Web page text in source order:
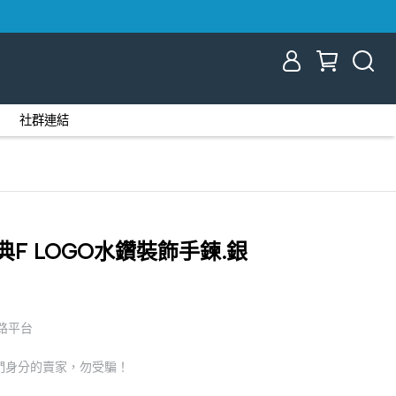
社群連結
F LOGO水鑽裝飾手鍊.銀
平台
分的賣家，勿受騙！